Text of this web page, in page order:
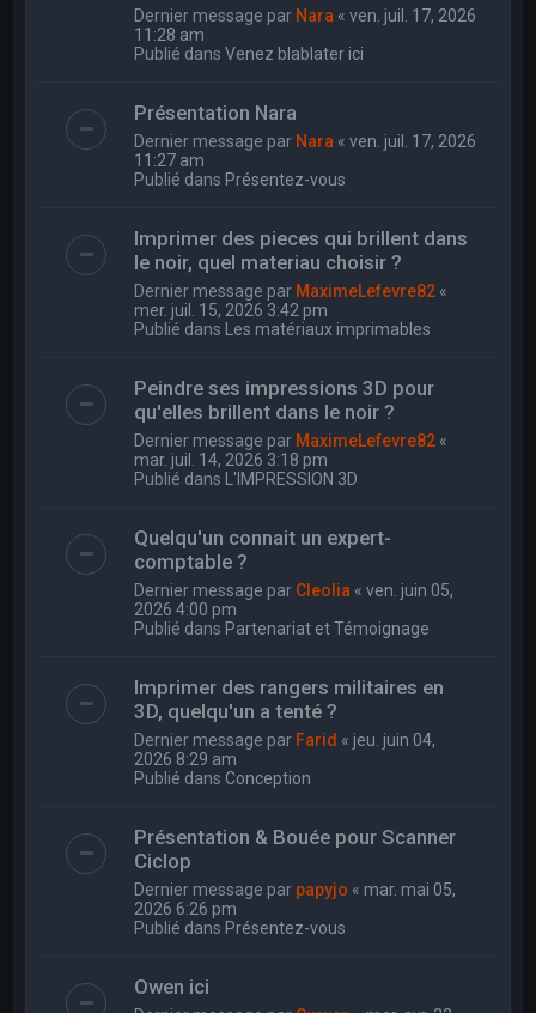
Dernier message par Nara «ven. juil. 17, 2026
11:28 am
Publié dansVenez blablater ici
Présentation Nara
Dernier message par Nara «ven. juil. 17, 2026
11:27 am
Publié dans Présentez-vous
Imprimer des pieces qui brillent dans
le noir, quel materiau choisir ?
Dernier message par MaximeLefevre82 «
mer. juil. 15, 2026 3:42 pm
Publié dans Les matériaux imprimables
Peindre ses impressions 3D pour
qu'elles brillent dans le noir ?
Dernier message par MaximeLefevre82 «
mar. juil. 14, 2026 3:18 pm
Publié dans L'IMPRESSION 3D
Quelqu'un connait un expert-
comptable ?
Dernier message par Cleolia «ven. juin 05,
2026 4:00 pm
Publié dans Partenariat et Témoignage
Imprimer des rangers militaires en
3D, quelqu'un a tenté ?
Dernier message par Farid « jeu. juin 04,
2026 8:29 am
Publié dans Conception
Présentation & Bouée pour Scanner
Ciclop
Dernier message par papyjo « mar. mai 05,
2026 6:26 pm
Publié dans Présentez-vous
Owen ici